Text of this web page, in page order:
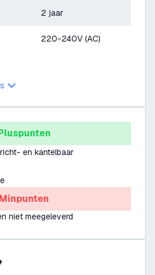
2 jaar
220-240V (AC)
en kantelbaar
Minpunten
niet meegeleverd